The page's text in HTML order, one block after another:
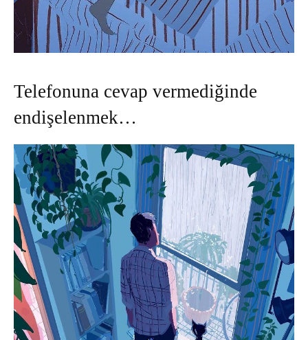
Telefonuna cevap vermediğinde
endişelenmek…